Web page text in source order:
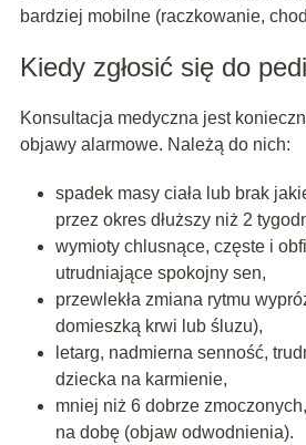
bardziej mobilne (raczkowanie,
Kiedy zgłosić się do
Konsultacja medyczna jest
objawy alarmowe. Należą do nich:
spadek masy ciała lub brak
przez okres dłuższy niż 2
wymioty chlusnące, częste i
utrudniające spokojny sen,
przewlekła zmiana rytmu
domieszką krwi lub śluzu),
letarg, nadmierna senność,
dziecka na karmienie,
mniej niż 6 dobrze
na dobę (objaw odwodnienia).